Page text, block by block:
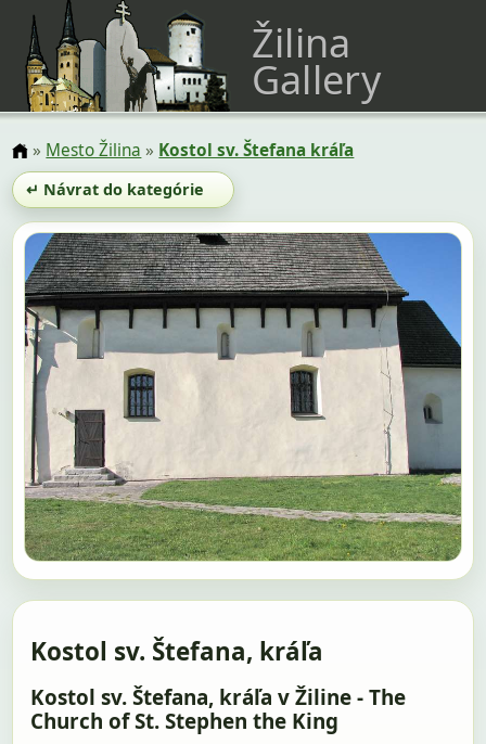
Žilina
Gallery
» Mesto Žilina » Kostol sv. Štefana kráľa
↵ Návrat do kategórie
Kostol sv. Štefana, kráľa
Kostol sv. Štefana, kráľa v Žiline - The
Church of St. Stephen the King